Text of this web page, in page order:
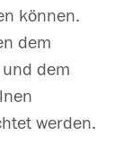
können.
dem
dem
werden.